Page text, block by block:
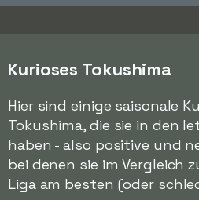
Kurioses Tokushima
Hier sind einige saisonale
Tokushima, die sie in den
haben - also positive und
bei denen sie im Vergleich
Liga am besten (oder